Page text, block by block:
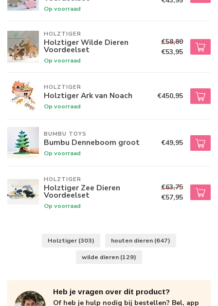
Op voorraad
HOLZTIGER
Holztiger Wilde Dieren
Voordeelset
Op voorraad
€58,80
€53,95
HOLZTIGER
Holztiger Ark van Noach
Op voorraad
€450,95
BUMBU TOYS
Bumbu Denneboom groot
Op voorraad
€49,95
HOLZTIGER
Holztiger Zee Dieren
Voordeelset
Op voorraad
€63,75
€57,95
Holztiger (303) houten dieren (647)
wilde dieren (129)
Heb je vragen over dit product?
Of heb je hulp nodig bij bestellen? Bel, app